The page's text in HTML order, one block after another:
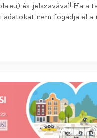
és jelszavával! Ha a
adatokat nem fogadja el a